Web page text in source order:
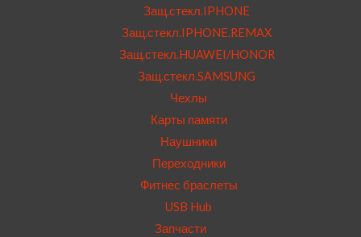
Защ.стекл.IPHONE
Защ.стекл.IPHONE.REMAX
Защ.стекл.HUAWEI/HONOR
Защ.стекл.SAMSUNG
Чехлы
Карты памяти
Наушники
Переходники
Фитнес браслеты
USB Hub
Запчасти